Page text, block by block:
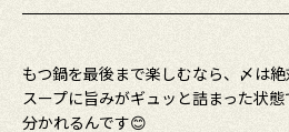
もつ鍋を最後まで楽しむなら、〆は絶
スープに旨みがギュッと詰まった状
分かれるんです😊